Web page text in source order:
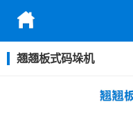
翘翘板式码垛机